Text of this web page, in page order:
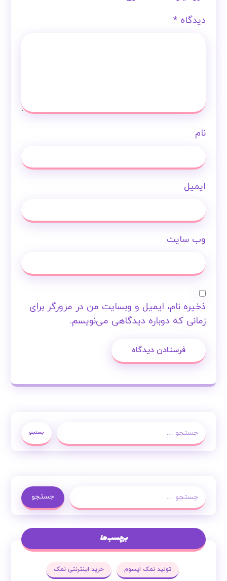
دیدگاه*
نام
ایمیل
وب‌ سایت
ذخیره نام، ایمیل و وبسایت من در مرورگر برای
زمانی که دوباره دیدگاهی می‌نویسم.
فرستادن دیدگاه
جستجو
جستجو
برچسب ها
تولید نمک اپسوم خرید اینترنتی نمک